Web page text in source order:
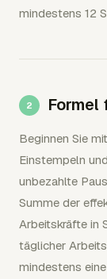
mindestens 12
Formel
Beginnen Sie
Einstempeln
unbezahlte
Summe der
Arbeitskräfte in
täglicher
mindestens